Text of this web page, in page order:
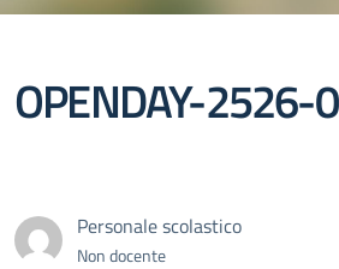
OPENDAY-2526-
Personale scolastico
Non docente